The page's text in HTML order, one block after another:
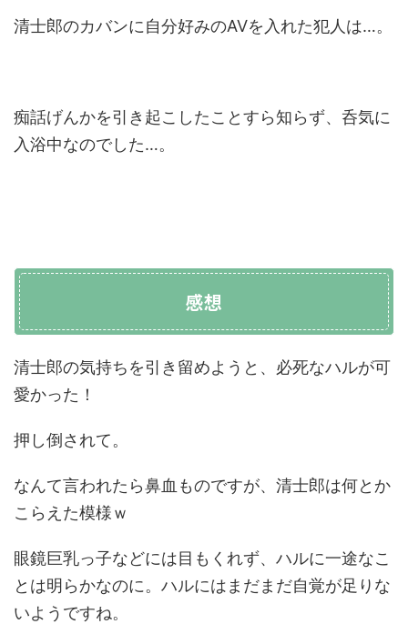
清士郎のカバンに自分好みのAVを入れた犯人は…。
痴話げんかを引き起こしたことすら知らず、呑気に
入浴中なのでした…。
感想
清士郎の気持ちを引き留めようと、必死なハルが可
愛かった！
押し倒されて。
なんて言われたら鼻血ものですが、清士郎は何とか
こらえた模様ｗ
眼鏡巨乳っ子などには目もくれず、ハルに一途なこ
とは明らかなのに。ハルにはまだまだ自覚が足りな
いようですね。